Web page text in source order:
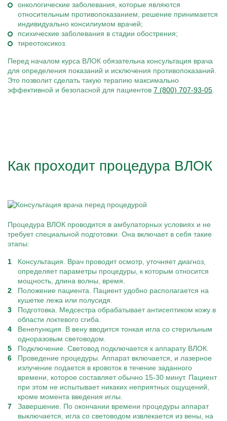
онкологические заболевания, которые являются
относительным противопоказанием, решение принимается
индивидуально консилиумом врачей;
психические заболевания в стадии обострения;
тиреотоксикоз.
Перед началом курса ВЛОК обязательна консультация врача
для определения показаний и исключения противопоказаний.
Это позволит сделать такую терапию максимально
эффективной и безопасной для пациентов 7 (800) 707-93-05
Как проходит процедура ВЛОК
Процедура ВЛОК проводится в амбулаторных условиях и не
требует специальной подготовки. Она включает в себя такие
этапы:
Консультация. Врач проводит осмотр, уточняет диагноз,
определяет параметры процедуры, к которым относится
мощность, длина волны, время.
Положение пациента. Пациент удобно располагается на
кушетке лежа или полусидя.
Подготовка. Медсестра обрабатывает антисептиком кожу в
области локтевого сгиба.
Венепункция. В вену вводится тонкая игла со стерильным
одноразовым световодом.
Подключение. Световод подключается к аппарату ВЛОК.
Проведение процедуры. Аппарат включается, и лазерное
излучение подается в кровоток в течение заданного
времени, которое составляет обычно 15-30 минут. Пациент
при этом не испытывает никаких неприятных ощущений,
кроме момента введения иглы.
Завершение. По окончании времени процедуры аппарат
выключается, игла со световодом извлекается из вены, на